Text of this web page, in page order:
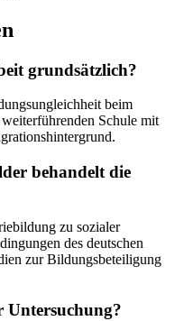
grundsätzlich?
beim
Schule mit
behandelt die
zu sozialer
des deutschen
zur Bildungsbeteiligung
Untersuchung?